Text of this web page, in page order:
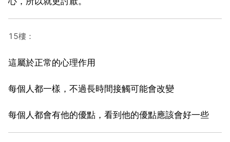
15樓：
這屬於正常的心理作用
每個人都一樣，不過長時間接觸可能會改變
每個人都會有他的優點，看到他的優點應該會好一些